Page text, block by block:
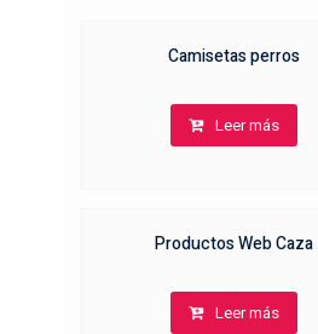
Camisetas perros
Leer más
Productos Web Caza
Leer más